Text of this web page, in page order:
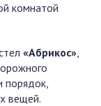
комнатой
«Абрикос»,
порядок,
вещей.